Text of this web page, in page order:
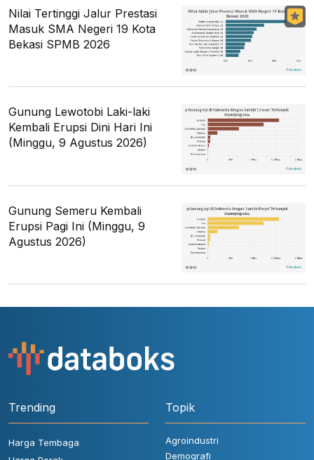
Nilai Tertinggi Jalur Prestasi
Masuk SMA Negeri 19 Kota
Bekasi SPMB 2026
Gunung Lewotobi Laki-laki
Kembali Erupsi Dini Hari Ini
(Minggu, 9 Agustus 2026)
Gunung Semeru Kembali
Erupsi Pagi Ini (Minggu, 9
Agustus 2026)
Trending
Harga Tembaga
Topik
Agroindustri
Demografi